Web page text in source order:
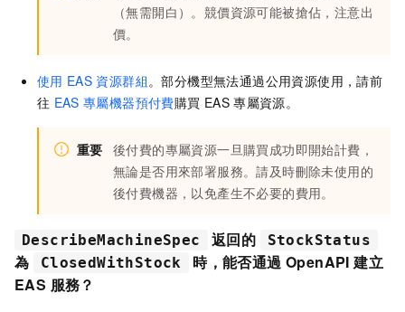
（無需開白）。競價資源可能被搶佔，注意出
價。
使用 EAS 資源群組 。部分機型無法通過公用資源使用，請前
往 EAS 專屬機器預付費購買 EAS 專屬資源。
重要 後付費的專屬資源一旦購買成功即開始計費，
無論是否用來部署服務。請及時刪除未使用的
後付費機器，以免產生不必要的費用。
DescribeMachineSpec 返回的 StockStatus
為 ClosedWithStock
時，能否通過 OpenAPI 建立
EAS 服務？